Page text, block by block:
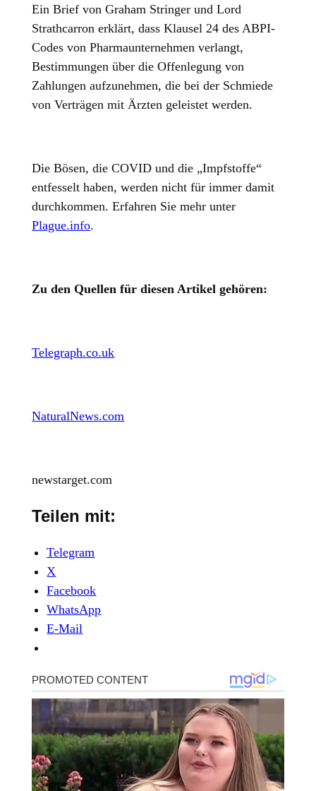
Ein Brief von Graham Stringer und Lord
Strathcarron erklärt, dass Klausel 24 des ABPI-
Codes von Pharmaunternehmen verlangt,
Bestimmungen über die Offenlegung von
Zahlungen aufzunehmen, die bei der Schmiede
von Verträgen mit Ärzten geleistet werden.
Die Bösen, die COVID und die „Impfstoffe“
entfesselt haben, werden nicht für immer damit
durchkommen. Erfahren Sie mehr unter
Plague.info.
Zu den Quellen für diesen Artikel gehören:
Telegraph.co.uk
NaturalNews.com
newstarget.com
Teilen mit:
Telegram
X
Facebook
WhatsApp
E-Mail